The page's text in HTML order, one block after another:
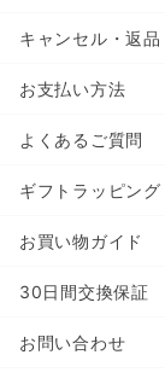
キャンセル・返品
お支払い方法
よくあるご質問
ギフトラッピング
お買い物ガイド
30日間交換保証
お問い合わせ